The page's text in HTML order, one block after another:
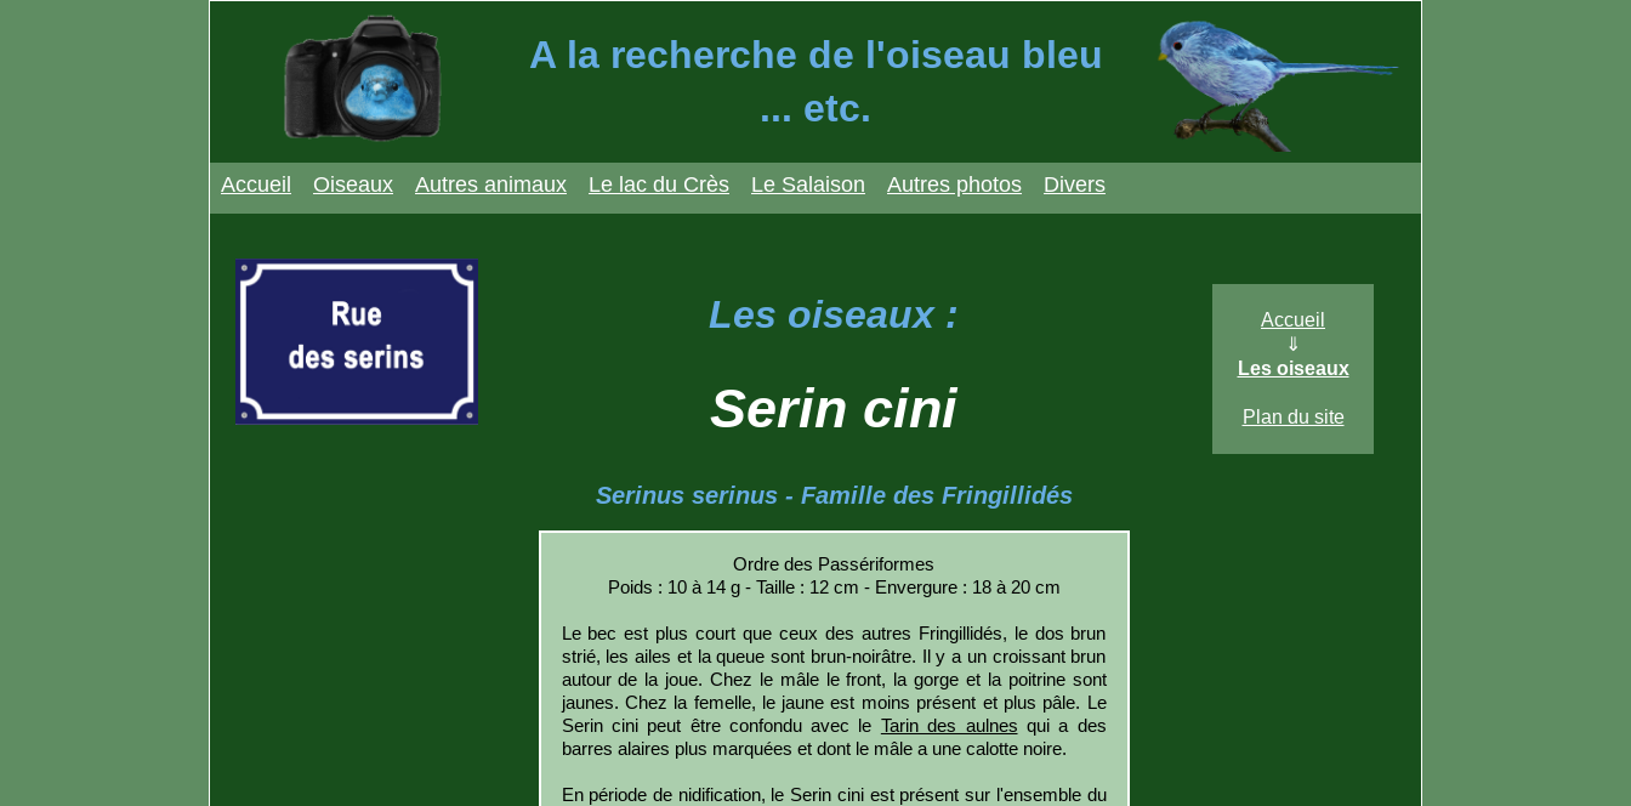
A la recherche de l'oiseau bleu
... etc.
Accueil Oiseaux Autres animaux Le lac du Crès Le Salaison Autres photos Divers
Les oiseaux :
Serin cini
Serinus serinus - Famille des Fringillidés
Ordre des Passériformes
Poids : 10 à 14 g - Taille : 12 cm - Envergure : 18 à 20 cm
Le bec est plus court que ceux des autres Fringillidés, le dos brun
strié, les ailes et la queue sont brun-noirâtre. Il y a un croissant brun
autour de la joue. Chez le mâle le front, la gorge et la poitrine sont
jaunes. Chez la femelle, le jaune est moins présent et plus pâle. Le
Serin cini peut être confondu avec le Tarin des aulnes qui a des
barres alaires plus marquées et dont le mâle a une calotte noire.
En période de nidification, le Serin cini est présent sur l'ensemble du
Accueil
⇓
Les oiseaux
Plan du site